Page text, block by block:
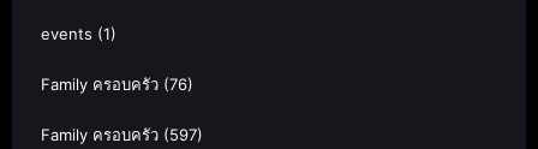
events (1)
Family ครอบครัว (76)
Family ครอบครัว (597)